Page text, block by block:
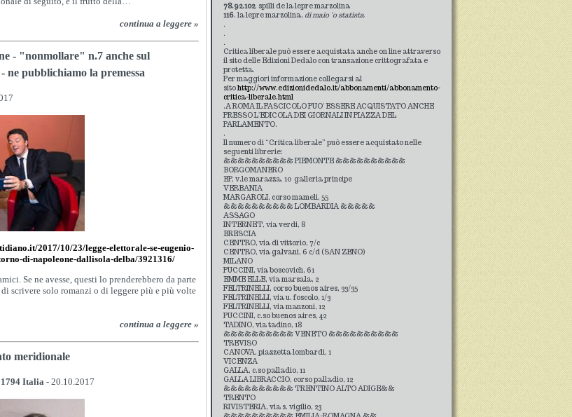
78.92.102. spilli de la lepre marzolina
116. la lepre marzolina, di maio ’o statista
.
.
.
Critica liberale può essere acquistata anche on line attraverso
il sito delle Edizioni Dedalo con transazione crittografata e
protetta.
Per maggiori informazione collegarsi al
sitohttp://www.edizionidedalo.it/abbonamenti/abbonamento-
critica-liberale.html
.A ROMA IL FASCICOLO PUO' ESSERE ACQUISTATO ANCHE
PRESSO L'EDICOLA DEI GIORNALI IN PIAZZA DEL
PARLAMENTO.
.
Il numero di “Critica liberale” può essere acquistato nelle
seguenti librerie:
&&&&&&&&&& PIEMONTE &&&&&&&&&&
BORGOMANERO
EP, v.le marazza, 10 galleria principe
VERBANIA
MARGAROLI, corso mameli, 55
&&&&&&&&&& LOMBARDIA &&&&&
ASSAGO
INTERNET, via verdi, 8
BRESCIA
CENTRO, via di vittorio, 7/c
CENTRO, via galvani, 6 c/d (SAN ZENO)
MILANO
PUCCINI, via boscovich, 61
EMME ELLE, via marsala, 2
FELTRINELLI, corso buenos aires, 33/35
FELTRINELLI, via u. foscolo, 1/3
FELTRINELLI, via manzoni, 12
PUCCINI, c.so buenos aires, 42
TADINO, via tadino, 18
&&&&&&&&&& VENETO &&&&&&&&&&
TREVISO
CANOVA, piazzetta lombardi, 1
VICENZA
GALLA, c.so palladio, 11
GALLA LIBRACCIO, corso palladio, 12
&&&&&&&&&& TRENTINO ALTO ADIGE&&
TRENTO
RIVISTERIA, via s. vigilio, 23
continua a leggere »
- "nonmollare" n.7 anche sul
ne pubblichiamo la premessa
2017/10/23/legge-elettorale-se-eugenio-
di-napoleone-dallisola-delba/3921316/
Se ne avesse, questi lo prenderebbero da parte
scrivere solo romanzi o di leggere più e più volte
continua a leggere »
meridionale
Italia- 20.10.2017